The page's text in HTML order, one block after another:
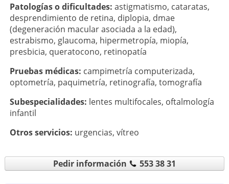
Patologí­as o dificultades: astigmatismo, cataratas,
desprendimiento de retina, diplopia, dmae
(degeneración macular asociada a la edad),
estrabismo, glaucoma, hipermetropía, miopía,
presbicia, queratocono, retinopatía
Pruebas médicas: campimetría computerizada,
optometría, paquimetría, retinografía, tomografía
Subespecialidades: lentes multifocales, oftalmología
infantil
Otros servicios: urgencias, vítreo
Pedir información 553 38 31